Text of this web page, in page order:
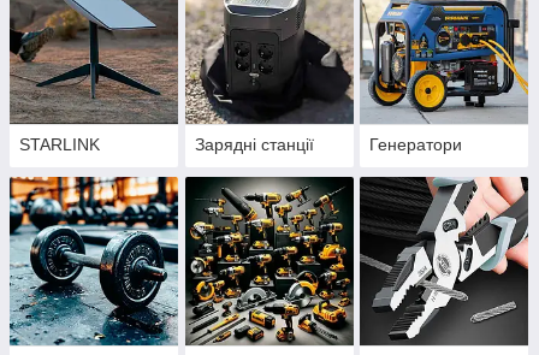
STARLINK Зарядні станції Генератори